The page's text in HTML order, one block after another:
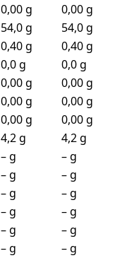
0,00 g
0,00 g
54,0 g
54,0 g
0,40 g
0,40 g
0,0 g
0,0 g
0,00 g
0,00 g
0,00 g
0,00 g
0,00 g
0,00 g
4,2 g
4,2 g
– g
– g
– g
– g
– g
– g
– g
– g
– g
– g
– g
– g